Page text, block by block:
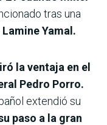
tras una
Yamal.
la ventaja en el
Pedro Porro.
extendió su
paso a la gran